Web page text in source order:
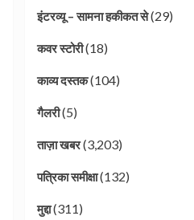
इंटरव्यू – सामना हकीकत से(29)
कवर स्टोरी(18)
काव्य दस्तक(104)
गैलरी(5)
ताज़ा खबर(3,203)
पत्रिका समीक्षा(132)
मुद्दा(311)